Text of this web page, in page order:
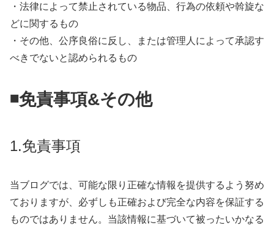
・法律によって禁止されている物品、行為の依頼や斡旋な
どに関するもの
・その他、公序良俗に反し、または管理人によって承認す
べきでないと認められるもの
◾️免責事項&その他
1.免責事項
当ブログでは、可能な限り正確な情報を提供するよう努め
ておりますが、必ずしも正確および完全な内容を保証する
ものではありません。当該情報に基づいて被ったいかなる